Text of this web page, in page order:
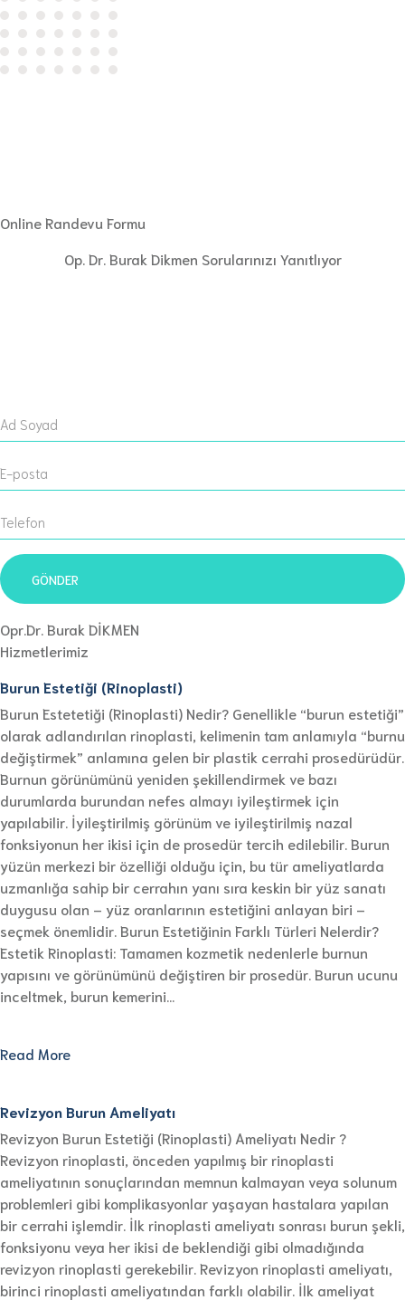
Online Randevu Formu
Op. Dr. Burak Dikmen Sorularınızı Yanıtlıyor
Opr.Dr. Burak DİKMEN
Hizmetlerimiz
Burun Estetiği (Rinoplasti)
Burun Estetetiği (Rinoplasti) Nedir? Genellikle “burun estetiği”
olarak adlandırılan rinoplasti, kelimenin tam anlamıyla “burnu
değiştirmek” anlamına gelen bir plastik cerrahi prosedürüdür.
Burnun görünümünü yeniden şekillendirmek ve bazı
durumlarda burundan nefes almayı iyileştirmek için
yapılabilir. İyileştirilmiş görünüm ve iyileştirilmiş nazal
fonksiyonun her ikisi için de prosedür tercih edilebilir. Burun
yüzün merkezi bir özelliği olduğu için, bu tür ameliyatlarda
uzmanlığa sahip bir cerrahın yanı sıra keskin bir yüz sanatı
duygusu olan – yüz oranlarının estetiğini anlayan biri –
seçmek önemlidir. Burun Estetiğinin Farklı Türleri Nelerdir?
Estetik Rinoplasti: Tamamen kozmetik nedenlerle burnun
yapısını ve görünümünü değiştiren bir prosedür. Burun ucunu
inceltmek, burun kemerini…
Read More
Revizyon Burun Ameliyatı
Revizyon Burun Estetiği (Rinoplasti) Ameliyatı Nedir ?
Revizyon rinoplasti, önceden yapılmış bir rinoplasti
ameliyatının sonuçlarından memnun kalmayan veya solunum
problemleri gibi komplikasyonlar yaşayan hastalara yapılan
bir cerrahi işlemdir. İlk rinoplasti ameliyatı sonrası burun şekli,
fonksiyonu veya her ikisi de beklendiği gibi olmadığında
revizyon rinoplasti gerekebilir. Revizyon rinoplasti ameliyatı,
birinci rinoplasti ameliyatından farklı olabilir. İlk ameliyat